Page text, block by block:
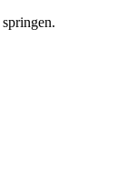
springen.